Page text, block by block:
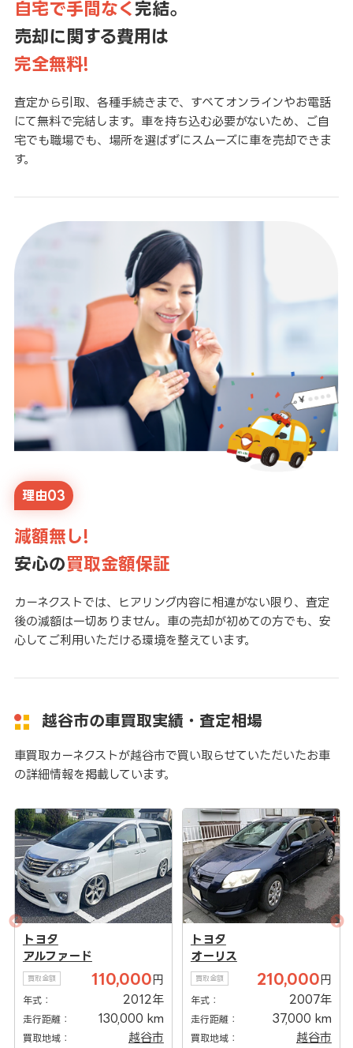
自宅で手間なく 完結。
売却に関する費用は
完全無料!
査定から引取、各種手続きまで、すべてオンラインやお電話
にて無料で完結します。車を持ち込む必要がないため、ご自
宅でも職場でも、場所を選ばずにスムーズに車を売却できま
す。
理由03
減額無し!
安心の買取金額保証
カーネクストでは、ヒアリング内容に相違がない限り、査定
後の減額は一切ありません。車の売却が初めての方でも、安
心してご利用いただける環境を整えています。
越谷市の車買取実績・査定相場
車買取カーネクストが越谷市で買い取らせていただいたお車
の詳細情報を掲載しています。
トヨタ
アルファード
買取金額 110,000 円
年式： 2012年
走行距離： 130,000 km
買取地域： 越谷市
トヨタ
オーリス
買取金額 210,000 円
年式： 2007年
走行距離： 37,000 km
買取地域： 越谷市